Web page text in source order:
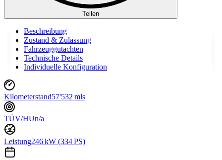
Teilen
Beschreibung
Zustand & Zulassung
Fahrzeuggutachten
Technische Details
Individuelle Konfiguration
Kilometerstand57'532 mls
TÜV/HUn/a
Leistung246 kW (334 PS)